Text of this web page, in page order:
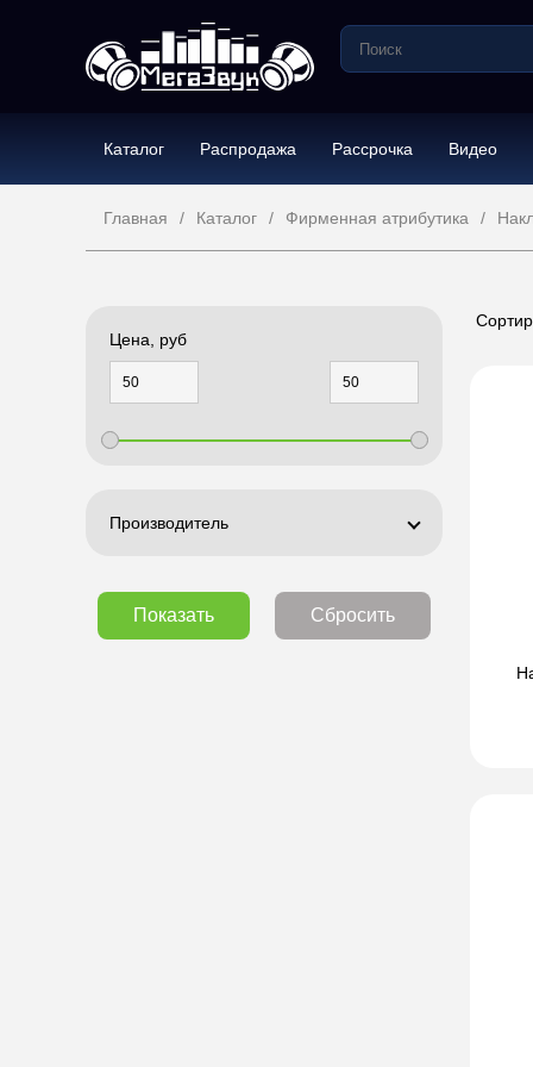
Каталог Распродажа Рассрочка Видео
Главная Каталог Фирменная атрибутика
Цена, руб
Производитель
Показать Сбросить